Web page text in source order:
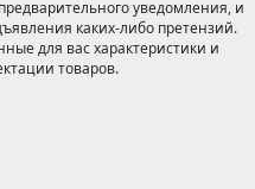
уведомления, и
каких-либо претензий.
для вас характеристики и
товаров.